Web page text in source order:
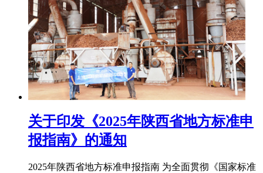
关于印发《2025年陕西省地方标准申
报指南》的通知
2025年陕西省地方标准申报指南 为全面贯彻《国家标准